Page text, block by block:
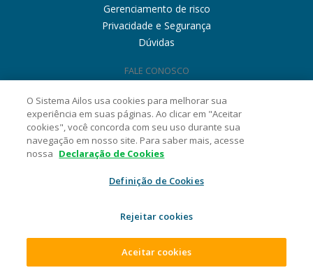
Gerenciamento de risco
Privacidade e Segurança
Dúvidas
FALE CONOSCO
O Sistema Ailos usa cookies para melhorar sua
experiência em suas páginas. Ao clicar em "Aceitar
cookies", você concorda com seu uso durante sua
navegação em nosso site. Para saber mais, acesse
nossa Declaração de Cookies
Definição de Cookies
Rejeitar cookies
Aceitar cookies